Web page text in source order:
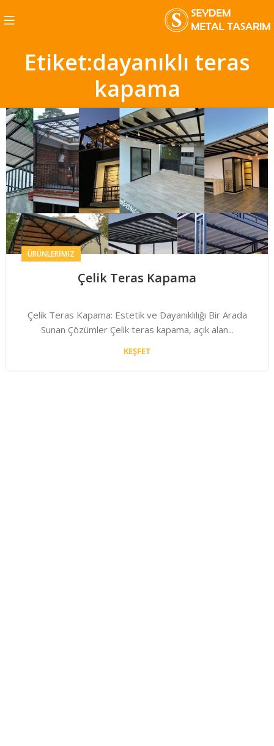
Etiket:dayanıklı teras
kapama
ÜRÜNLERIMIZ
Çelik Teras Kapama
Çelik Teras Kapama: Estetik ve Dayanıklılığı Bir Arada
Sunan Çözümler Çelik teras kapama, açık alan...
KEŞFET